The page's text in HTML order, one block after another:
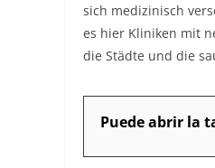
sich medizinisch
es hier Kliniken mit
die Städte und die
Puede abrir la